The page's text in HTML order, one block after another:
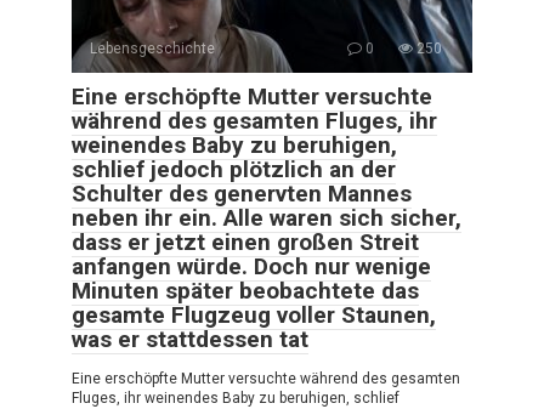
Lebensgeschichte 0 250
Eine erschöpfte Mutter versuchte
während des gesamten Fluges, ihr
weinendes Baby zu beruhigen,
schlief jedoch plötzlich an der
Schulter des genervten Mannes
neben ihr ein. Alle waren sich sicher,
dass er jetzt einen großen Streit
anfangen würde. Doch nur wenige
Minuten später beobachtete das
gesamte Flugzeug voller Staunen,
was er stattdessen tat
Eine erschöpfte Mutter versuchte während des gesamten
Fluges, ihr weinendes Baby zu beruhigen, schlief